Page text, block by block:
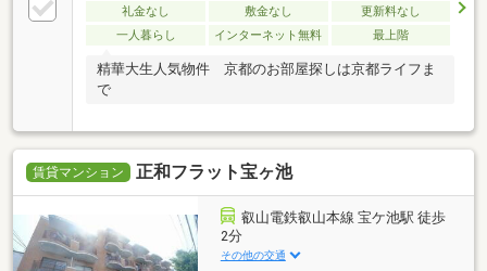
礼金なし 敷金なし
更新料なし
一人暮らし
インターネット無料 最上階
精華大生人気物件 京都のお部屋探しは京都ライフま
で
賃貸マンション 正和フラット宝ヶ池
叡山電鉄叡山本線 宝ケ池駅 徒歩
2分
その他の交通